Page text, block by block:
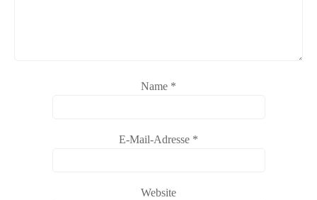
Name *
E-Mail-Adresse *
Website